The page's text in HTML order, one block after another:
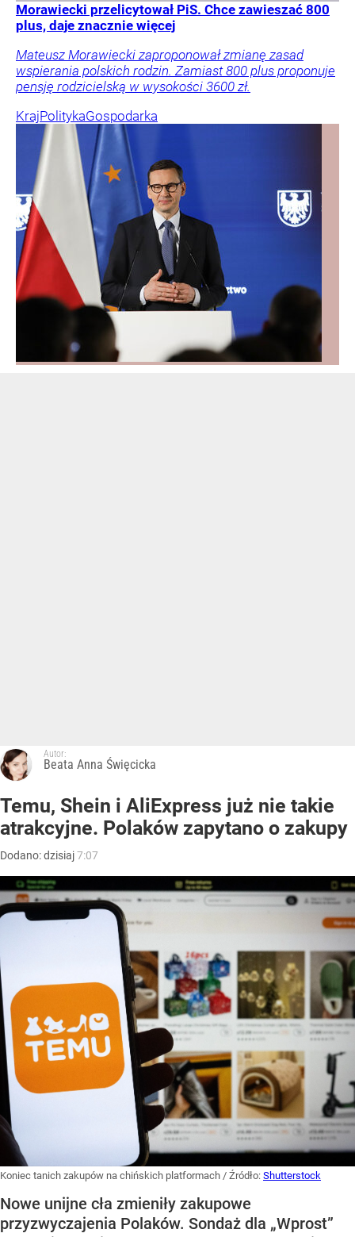
Morawiecki przelicytował PiS. Chce zawieszać 800
plus, daje znacznie więcej
Mateusz Morawiecki zaproponował zmianę zasad
wspierania polskich rodzin. Zamiast 800 plus proponuje
pensję rodzicielską w wysokości 3600 zł.
KrajPolitykaGospodarka
Autor:
Beata Anna Święcicka
Temu, Shein i AliExpress już nie takie
atrakcyjne. Polaków zapytano o zakupy
Dodano:dzisiaj7:07
Koniec tanich zakupów na chińskich platformach / Źródło: Shutterstock
Nowe unijne cła zmieniły zakupowe
przyzwyczajenia Polaków. Sondaż dla „Wprost”